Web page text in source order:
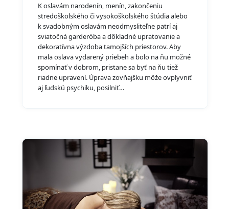
K oslavám narodenín, menín, zakončeniu
stredoškolského či vysokoškolského štúdia alebo
k svadobným oslavám neodmysliteľne patrí aj
sviatočná garderóba a dôkladné upratovanie a
dekoratívna výzdoba tamojších priestorov. Aby
mala oslava vydarený priebeh a bolo na ňu možné
spomínať v dobrom, pristane sa byť na ňu tiež
riadne upravení. Úprava zovňajšku môže ovplyvniť
aj ľudskú psychiku, posilniť…